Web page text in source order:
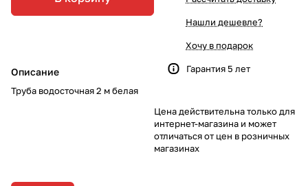
Описание
Труба водосточная 2 м белая
Нашли дешевле?
Хочу в подарок
Гарантия 5 лет
Цена действительна только для
интернет-магазина и может
отличаться от цен в розничных
магазинах